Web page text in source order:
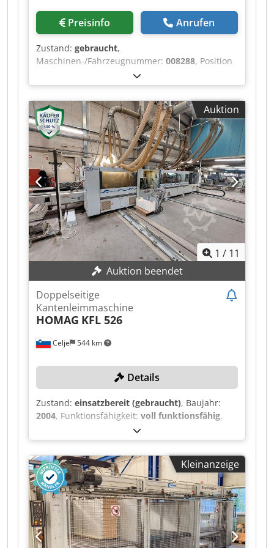
Preisinfo Anrufen
Zustand: gebraucht,
Maschinen-/Fahrzeugnummer: 008288, Position
1: Lader SCM-MAHROS - STEFANI - CELASCHI
Position 2: Doppelseitige Kantenanleimmaschine
SCM-MAHROS - STEFANI - CELASCHI Position 3:
Plattenwender SCM-MAHROS - STEFANI -
CELASCHI Position 4: Doppelseitige
Kantenanleimmaschine SCM-MAHROS - STEFANI
- CELASCHI Position 5: Plattenwender SCM-
MAHROS - STEFANI - CELASCHI Position 6:
Mittelschnitt-Säge SCM-MAHROS - STEFANI -
CELASCHI Codpfx Agex Nv S Uopjha Position 7:
Entlader SCM-MAHROS - STEFANI - CELASCHI
Auktion
1 / 11
Auktion beendet
Celje 544 km
Doppelseitige
Kantenleimmaschine
HOMAG KFL 526
Details
Zustand: einsatzbereit (gebraucht), Baujahr:
2004, Funktionsfähigkeit: voll funktionsfähig,
40 mm
(max.):2’500 mm, Kantenstärke (max.):3 mm,
Werkstückgewicht (max.):50 kg, Drehzahl (max.):
12’000 U/min, TECHNISCHE DETAILS Cjdjx Ezz
Hspfx Agpjha Werkstückdicke: 12 - 40 mm
Werkstückgröße min. (L x B): 250 x 240 mm
Werkstückgröße max. (L x B): 2.500 x 1.200 mm
Werkstückgewicht max.: 50 kg Kantenmaterial
(Rollenware) - Materialstärke: 0,4 - 3 mm
Kantenquerschnittsfläche (Kunststoff) max.: 135
Kleinanzeige